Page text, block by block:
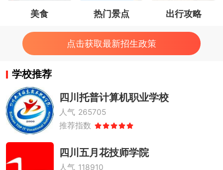
美食 热门景点 出行攻略
点击获取最新招生政策
学校推荐
四川托普计算机职业学校
人气 265705
推荐指数
四川五月花技师学院
人气 118910